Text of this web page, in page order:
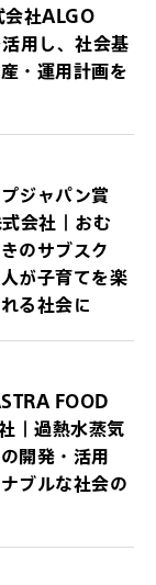
会社ALGO
用し、社会基
・運用計画を
ジャパン賞
会社｜おむ
のサブスク
が子育てを楽
る社会に
FOOD
｜過熱水蒸気
開発・活用
ブルな社会の